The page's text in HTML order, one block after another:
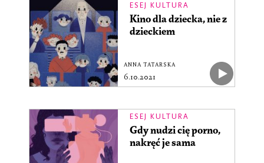
ESEJ KULTURA
Kino dla dziecka, nie z
dzieckiem
ANNA TATARSKA
6.10.2021
ESEJ KULTURA
Gdy nudzi cię porno,
nakręć je sama